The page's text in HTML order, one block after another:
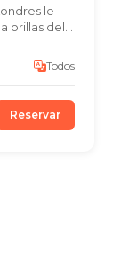
le
orillas del
Todos
Reservar